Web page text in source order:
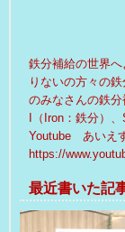
鉄分補給の世界
りないの方々の
のみなさんの鉄分
I（Iron：鉄分）
Youtube あいえ
https://
最近書いた記